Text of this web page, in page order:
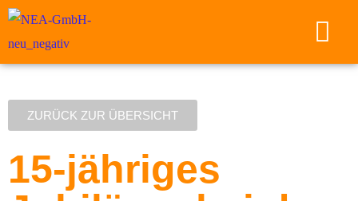
ZURÜCK ZUR ÜBERSICHT
15-jähriges